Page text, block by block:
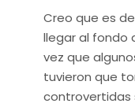
Creo que es
llegar al fondo
vez que
tuvieron que
controvertidas